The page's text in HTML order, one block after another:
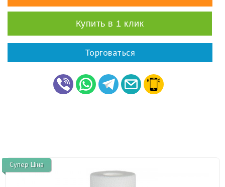
Купить в 1 клик
Торговаться
Супер Ціна